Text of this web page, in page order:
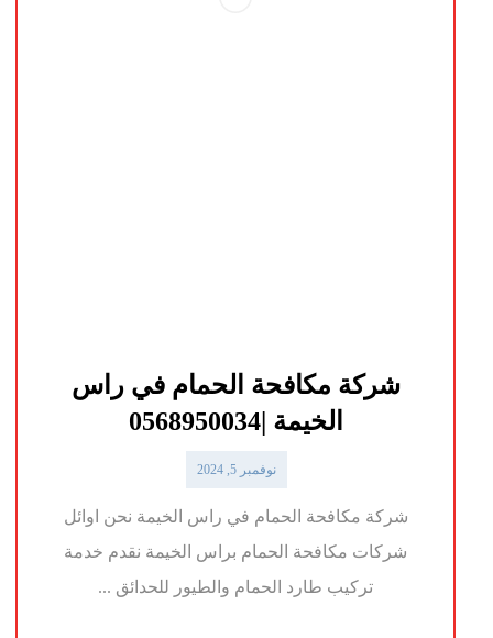
شركة مكافحة الحمام في راس
الخيمة |0568950034
نوفمبر 5, 2024
شركة مكافحة الحمام في راس الخيمة نحن اوائل
شركات مكافحة الحمام براس الخيمة نقدم خدمة
تركيب طارد الحمام والطيور للحدائق ...